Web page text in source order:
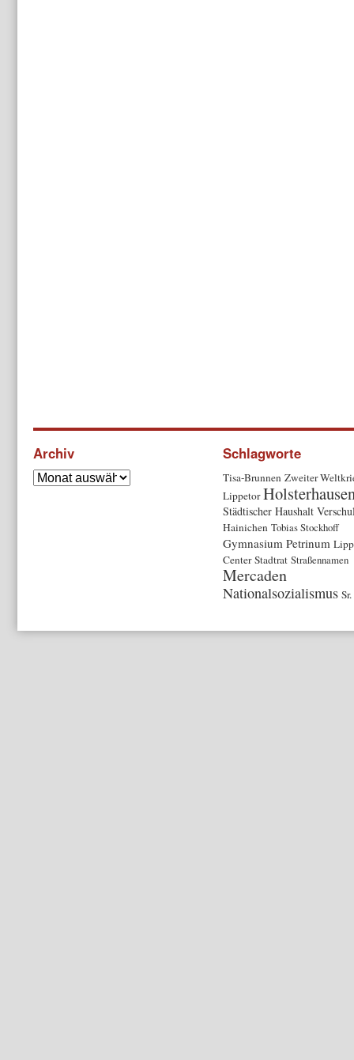
Archiv Schlagworte
Tisa-Brunnen Zweiter
Lippetor
Städtischer Haushalt
Hainichen Tobias Stockhoff
Gymnasium Petrinum
Center Stadtrat Straßennamen
Mercaden
Nationalsozialismus